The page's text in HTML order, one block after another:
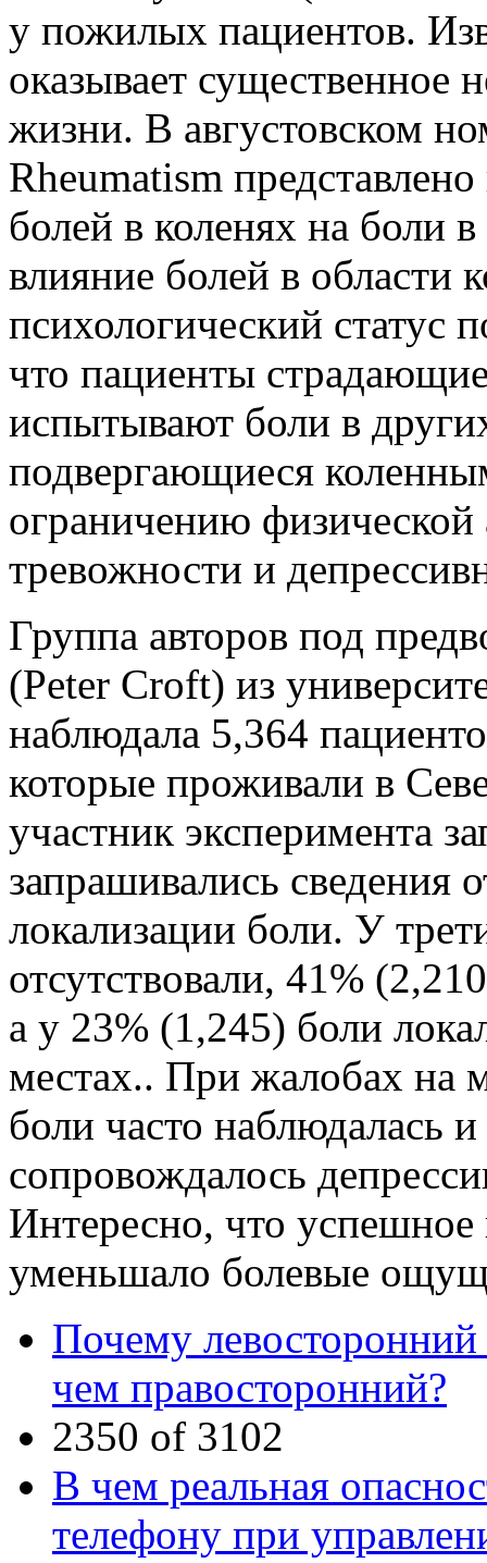
у пожилых пациентов.
оказывает существенное
жизни. В августовском
Rheumatism
болей в коленях на боли
влияние болей в области
психологический
что пациенты
испытывают боли в
подвергающиеся
ограничению
тревожности и
Группа авторов под
(Peter Croft) из
наблюдала 5,364
которые проживали в
участник эксперимента
запрашивались сведения
локализации боли. У
отсутствовали, 41%
а у 23% (1,245) боли
местах.. При жалобах на
боли часто наблюдалась
сопровождалось
Интересно, что успешное
уменьшало болевые
Почему левосторонний
чем правосторонний?
2350 of 3102
В чем реальная
телефону при